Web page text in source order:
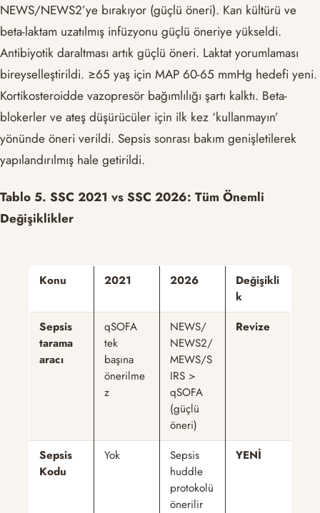
NEWS/NEWS2’ye bırakıyor (güçlü öneri). Kan kültürü ve
beta-laktam uzatılmış infüzyonu güçlü öneriye yükseldi.
Antibiyotik daraltması artık güçlü öneri. Laktat yorumlaması
bireyselleştirildi. ≥65 yaş için MAP 60-65 mmHg hedefi yeni.
Kortikosteroidde vazopresör bağımlılığı şartı kalktı. Beta-
blokerler ve ateş düşürücüler için ilk kez ‘kullanmayın’
yönünde öneri verildi. Sepsis sonrası bakım genişletilerek
yapılandırılmış hale getirildi.
Tablo 5. SSC 2021 vs SSC 2026: Tüm Önemli
Değişiklikler
Konu 2021 2026
Değişikli
k
Sepsis
tarama
aracı
qSOFA
tek
başına
önerilme
z
NEWS/
NEWS2/
MEWS/S
IRS >
qSOFA
(güçlü
öneri)
Revize
Sepsis
Kodu
Yok
Sepsis
huddle
protokolü
önerilir
YENİ